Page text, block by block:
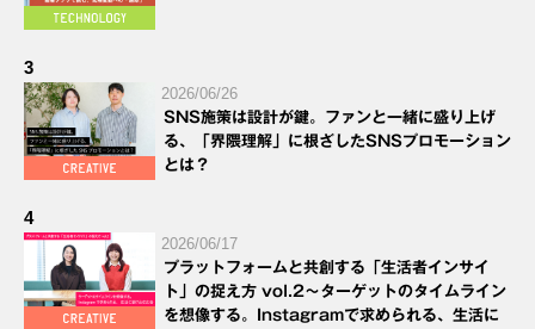
3
2026/06/26
SNS施策は設計が鍵。ファンと一緒に盛り上げ
る、「界隈理解」に根ざしたSNSプロモーション
とは？
4
2026/06/17
プラットフォームと共創する「生活者インサイ
ト」の捉え方 vol.2～ターゲットのタイムライン
を想像する。Instagramで求められる、生活に